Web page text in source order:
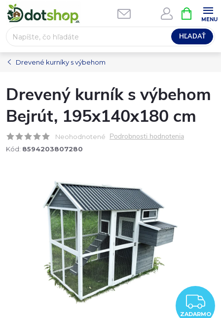
Prejsť
na
obsah
HĽADAŤ
KOŠÍK
Drevené kurníky s výbehom
Drevený kurník s výbehom
Bejrút, 195x140x180 cm
Neohodnotené Podrobnosti hodnotenia
Kód: 8594203807280
ZADARMO